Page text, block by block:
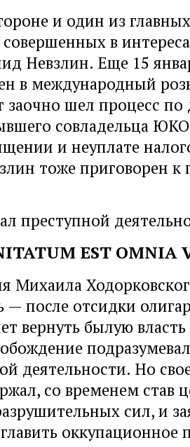
и один из
в
Невзлин. Еще 15
в международный
заочно шел процесс по
совладельца
и неуплате
тоже приговорен
преступной
EST OMNIA
Михаила
— после отсидки
вернуть былую
деятельности. Но
со временем став
сил, и
оккупационное